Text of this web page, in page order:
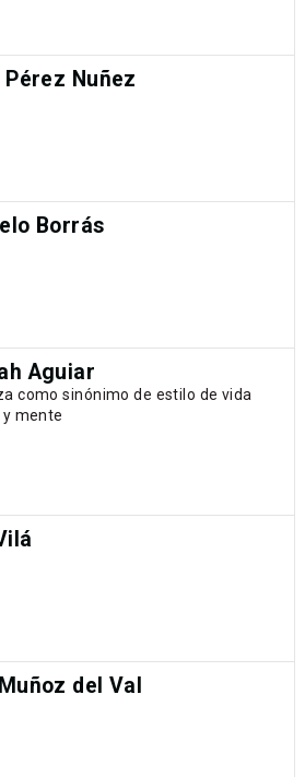
Nuñez
Borrás
Aguiar
como sinónimo de estilo de vida
mente
del Val